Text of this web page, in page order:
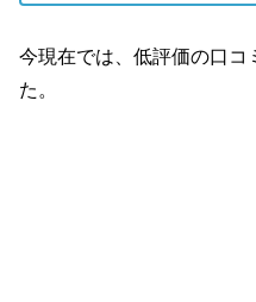
今現在では、低評価の口コ
た。